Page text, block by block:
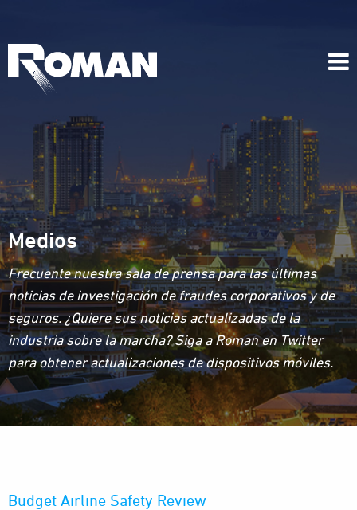
Medios
Frecuente nuestra sala de prensa para las últimas
noticias de investigación de fraudes corporativos y de
seguros. ¿Quiere sus noticias actualizadas de la
industria sobre la marcha? Siga a Roman en Twitter
para obtener actualizaciones de dispositivos móviles.
Budget Airline Safety Review